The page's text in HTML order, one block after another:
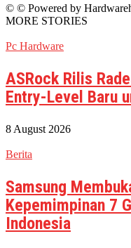
© © Powered by
MORE STORIES
Pc Hardware
ASRock Rilis
Entry-Level Baru
8 August 2026
Berita
Samsung
Kepemimpinan 7
Indonesia